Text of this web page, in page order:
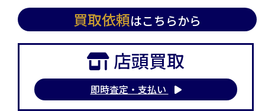
買取依頼はこちらから
店頭買取
即時査定・支払い